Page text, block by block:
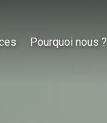
Pourquoi nous ?